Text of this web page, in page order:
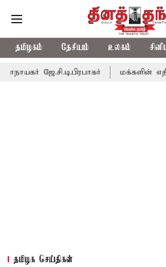
தமிழகம் தேசியம் உலகம்
மக்களின் எதிர்பார்ப்பை
தமிழக செய்திகள்